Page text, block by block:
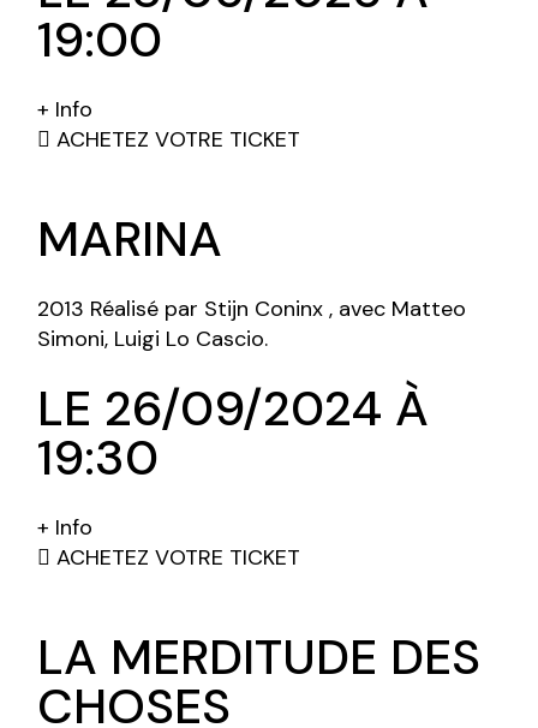
19:00
+ Info
ACHETEZ VOTRE TICKET
MARINA
2013 Réalisé par Stijn Coninx , avec Matteo
Simoni, Luigi Lo Cascio.
LE 26/09/2024 À
19:30
+ Info
ACHETEZ VOTRE TICKET
LA MERDITUDE DES
CHOSES